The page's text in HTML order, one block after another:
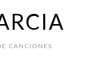
CANCIONES